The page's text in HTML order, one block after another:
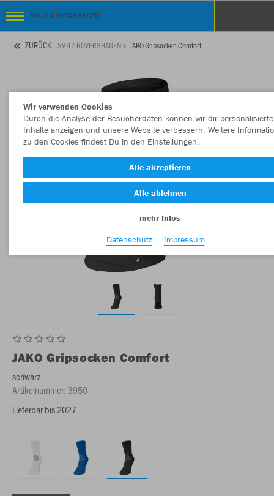
SV 47 RÖVERSHAGEN
ZURÜCK SV 47 RÖVERSHAGEN JAKO Gripsocken Comfort
JAKO Gripsocken Comfort
schwarz
Artikelnummer:3950
Lieferbar bis 2027
Wir verwenden Cookies
Durch die Analyse der Besucherdaten können wir dir personalisierte
Inhalte anzeigen und unsere Website verbessern. Weitere
zu den Cookies findest Du in den Einstellungen.
Alle akzeptieren
Alle ablehnen
mehr Infos
Datenschutz
Impressum